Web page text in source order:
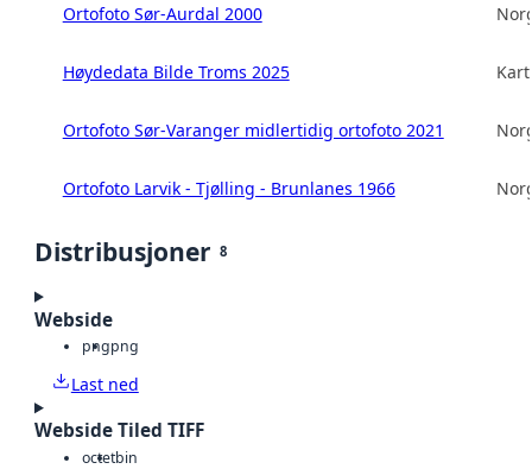
Ortofoto Sør-Aurdal 2000
Høydedata Bilde Troms 2025
Ortofoto Sør-Varanger midlertidig ortofoto 2021
Ortofoto Larvik - Tjølling - Brunlanes 1966
Distribusjoner 8
Webside
pngpng
Last ned
Webside Tiled TIFF
octetbin